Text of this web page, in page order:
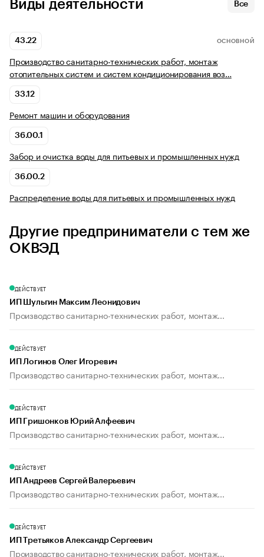
Виды деятельности Все
43.22 ОСНОВНОЙ
Производство санитарно-технических работ, монтаж
отопительных систем и систем кондиционирования воз…
33.12
Ремонт машин и оборудования
36.00.1
Забор и очистка воды для питьевых и промышленных нужд
36.00.2
Распределение воды для питьевых и промышленных нужд
Другие предприниматели с тем же
ОКВЭД
ДЕЙСТВУЕТ
ИП Шульгин Максим Леонидович
Производство санитарно-технических работ, монтаж...
ДЕЙСТВУЕТ
ИП Логинов Олег Игоревич
Производство санитарно-технических работ, монтаж...
ДЕЙСТВУЕТ
ИП Гришонков Юрий Алфеевич
Производство санитарно-технических работ, монтаж...
ДЕЙСТВУЕТ
ИП Андреев Сергей Валерьевич
Производство санитарно-технических работ, монтаж...
ДЕЙСТВУЕТ
ИП Третьяков Александр Сергеевич
Производство санитарно-технических работ, монтаж...